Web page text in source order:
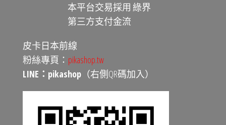
本平台交易採用 綠界
第三方支付金流
皮卡日本前線
粉絲專頁： pikashop.tw
LINE：pikashop （右側QR碼加入）